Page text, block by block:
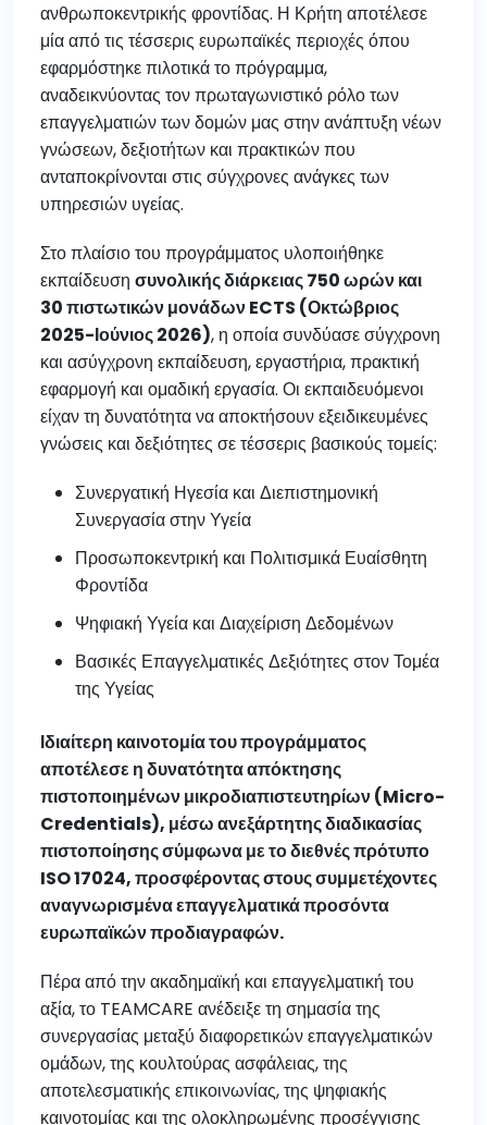
ανθρωποκεντρικής φροντίδας. Η Κρήτη αποτέλεσε
μία από τις τέσσερις ευρωπαϊκές περιοχές όπου
εφαρμόστηκε πιλοτικά το πρόγραμμα,
αναδεικνύοντας τον πρωταγωνιστικό ρόλο των
επαγγελματιών των δομών μας στην ανάπτυξη νέων
γνώσεων, δεξιοτήτων και πρακτικών που
ανταποκρίνονται στις σύγχρονες ανάγκες των
υπηρεσιών υγείας.
Στο πλαίσιο του προγράμματος υλοποιήθηκε
εκπαίδευση συνολικής διάρκειας 750 ωρών και
30 πιστωτικών μονάδων ECTS (Οκτώβριος
2025-Ιούνιος 2026), η οποία συνδύασε σύγχρονη
και ασύγχρονη εκπαίδευση, εργαστήρια, πρακτική
εφαρμογή και ομαδική εργασία. Οι εκπαιδευόμενοι
είχαν τη δυνατότητα να αποκτήσουν εξειδικευμένες
γνώσεις και δεξιότητες σε τέσσερις βασικούς τομείς:
Συνεργατική Ηγεσία και Διεπιστημονική
Συνεργασία στην Υγεία
Προσωποκεντρική και Πολιτισμικά Ευαίσθητη
Φροντίδα
Ψηφιακή Υγεία και Διαχείριση Δεδομένων
Βασικές Επαγγελματικές Δεξιότητες στον Τομέα
της Υγείας
Ιδιαίτερη καινοτομία του προγράμματος
αποτέλεσε η δυνατότητα απόκτησης
πιστοποιημένων μικροδιαπιστευτηρίων (Micro-
Credentials), μέσω ανεξάρτητης διαδικασίας
πιστοποίησης σύμφωνα με το διεθνές πρότυπο
ISO 17024, προσφέροντας στους συμμετέχοντες
αναγνωρισμένα επαγγελματικά προσόντα
ευρωπαϊκών προδιαγραφών.
Πέρα από την ακαδημαϊκή και επαγγελματική του
αξία, το TEAMCARE ανέδειξε τη σημασία της
συνεργασίας μεταξύ διαφορετικών επαγγελματικών
ομάδων, της κουλτούρας ασφάλειας, της
αποτελεσματικής επικοινωνίας, της ψηφιακής
καινοτομίας και της ολοκληρωμένης προσέγγισης